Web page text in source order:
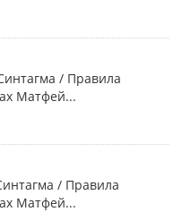
/ Правила
Матфей...
/ Правила
Матфей...